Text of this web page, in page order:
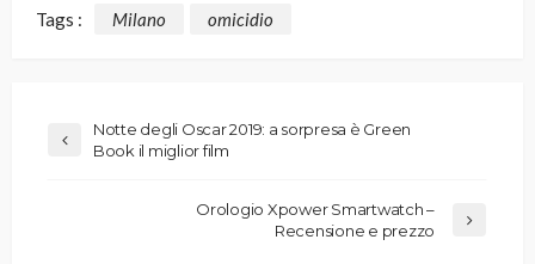
Tags : Milano omicidio
Notte degli Oscar 2019: a sorpresa è Green
Book il miglior film
Orologio Xpower Smartwatch –
Recensione e prezzo